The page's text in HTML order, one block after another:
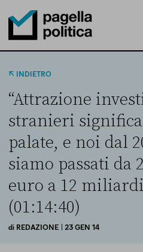
Pagella Politica Logo
INDIETRO
“Attrazione
stranieri
palate, e noi dal
siamo passati
euro a 12
(01:14:40)
di REDAZIONE | 23 GEN 14